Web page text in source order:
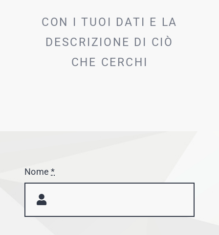
CON I TUOI DATI E LA
DESCRIZIONE DI CIÒ
CHE CERCHI
Nome*